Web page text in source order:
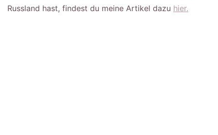
Russland hast, findest du meine Artikel dazu hier.